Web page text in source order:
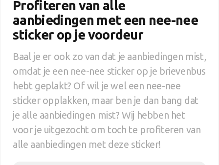
Profiteren van alle
aanbiedingen met een nee-nee
sticker op je voordeur
Baal je er ook zo van dat je aanbiedingen mist,
omdat je een nee-nee sticker op je brievenbus
hebt geplakt? Of wil je wel een nee-nee
sticker opplakken, maar ben je dan bang dat
je alle aanbiedingen mist? Wij hebben het
voor je uitgezocht om toch te profiteren van
alle aanbiedingen met deze sticker!